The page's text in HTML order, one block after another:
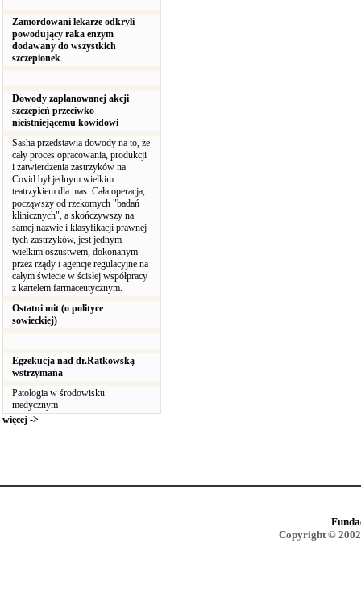
Zamordowani lekarze odkryli
powodujący raka enzym
dodawany do wszystkich
szczepionek
Dowody zaplanowanej akcji
szczepień przeciwko
nieistniejącemu kowidowi
Sasha przedstawia dowody na to, że
cały proces opracowania, produkcji
i zatwierdzenia zastrzyków na
Covid był jednym wielkim
teatrzykiem dla mas. Cała operacja,
począwszy od rzekomych "badań
klinicznych", a skończywszy na
samej nazwie i klasyfikacji prawnej
tych zastrzyków, jest jednym
wielkim oszustwem, dokonanym
przez rządy i agencje regulacyjne na
całym świecie w ścisłej współpracy
z kartelem farmaceutycznym.
Ostatni mit (o polityce
sowieckiej)
Egzekucja nad dr.Ratkowską
wstrzymana
Patologia w środowisku
medycznym
więcej ->
Copyright ©